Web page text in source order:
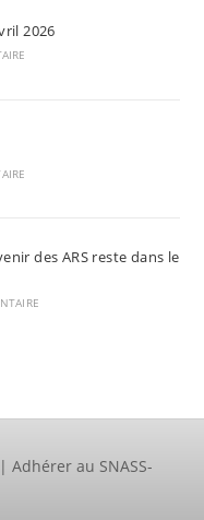
2026
des ARS reste dans le
| Adhérer au SNASS-